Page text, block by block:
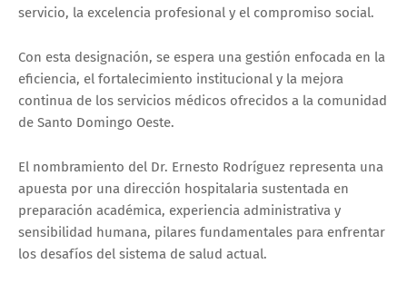
servicio, la excelencia profesional y el compromiso social.
Con esta designación, se espera una gestión enfocada en la
eficiencia, el fortalecimiento institucional y la mejora
continua de los servicios médicos ofrecidos a la comunidad
de Santo Domingo Oeste.
El nombramiento del Dr. Ernesto Rodríguez representa una
apuesta por una dirección hospitalaria sustentada en
preparación académica, experiencia administrativa y
sensibilidad humana, pilares fundamentales para enfrentar
los desafíos del sistema de salud actual.